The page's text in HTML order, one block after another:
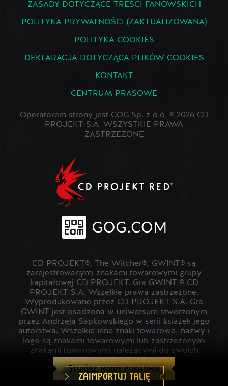
Stwórz nowy poradnik
ZAIMPORTUJ TALIĘ
ZASADY DOTYCZĄCE TREŚCI FANOWSKICH
POLITYKA PRYWATNOŚCI (ZAKTUALIZOWANA)
POLITYKA COOKIES
DEKLARACJA DOTYCZĄCA PLIKÓW COOKIES
KONTAKT
CENTRUM PRASOWE
Operatorem strony jest GOG Sp. z o.o. © 2026 CD
PROJEKT S.A. WSZYSTKIE PRAWA
ZASTRZEŻONE
CD PROJEKT®, The Witcher®, GWINT® są
zarejestrowanymi znakami towarowymi grupy
kapitałowej CD PROJEKT. Gra GWINT © CD
PROJEKT S.A. Wszelkie prawa zastrzeżone.
Wyprodukowane przez CD PROJEKT S.A. Gra
GWINT jest osadzona w uniwersum stworzonym
przez Andrzeja Sapkowskiego w serii książek jego
autorstwa. Wszelkie inne znaki towarowe, nazwy i
logo są znakami towarowymi lub zastrzeżonymi
znakami towarowymi należącymi do swoich
prawowitych właścicieli.